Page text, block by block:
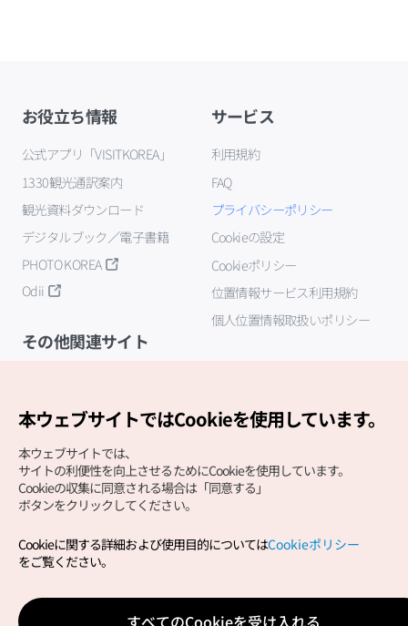
お役立ち情報
公式アプリ「VISITKOREA」
1330観光通訳案内
観光資料ダウンロード
デジタルブック／電子書籍
PHOTO KOREA
Odii
サービス
利用規約
FAQ
プライバシーポリシー
Cookieの設定
Cookieポリシー
位置情報サービス利用規約
個人位置情報取扱いポリシー
その他関連サイト
Copyright (c) Korea Tourism Organization All Rights
サイトエラー報告公式メール
japanese@knto.or.kr
本ウェブサイトではCookieを使用しています。
本ウェブサイトでは、
サイトの利便性を向上させるためにCookieを使用しています。
Cookieの収集に同意される場合は「同意する」
ボタンをクリックしてください。
Cookieに関する詳細および使用目的についてはCookieポリシー
をご覧ください。
すべてのCookieを受け入れる